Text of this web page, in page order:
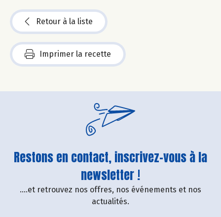
Retour à la liste
Imprimer la recette
Restons en contact, inscrivez-vous à la
newsletter !
....et retrouvez nos offres, nos événements et nos
actualités.